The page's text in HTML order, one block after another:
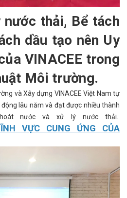
thải, Bể tách
dầu tạo nên Uy
VINACEE trong
Môi trường.
và Xây dựng VINACEE Việt Nam tự
lâu năm và đạt được nhiều thành
nước và xử lý nước thải.
VỰC CUNG ỨNG CỦA